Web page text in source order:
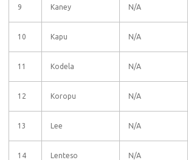
9 Kaney N/A
10 Kapu N/A
11 Kodela N/A
12 Koropu N/A
13 Lee N/A
14 Lenteso N/A